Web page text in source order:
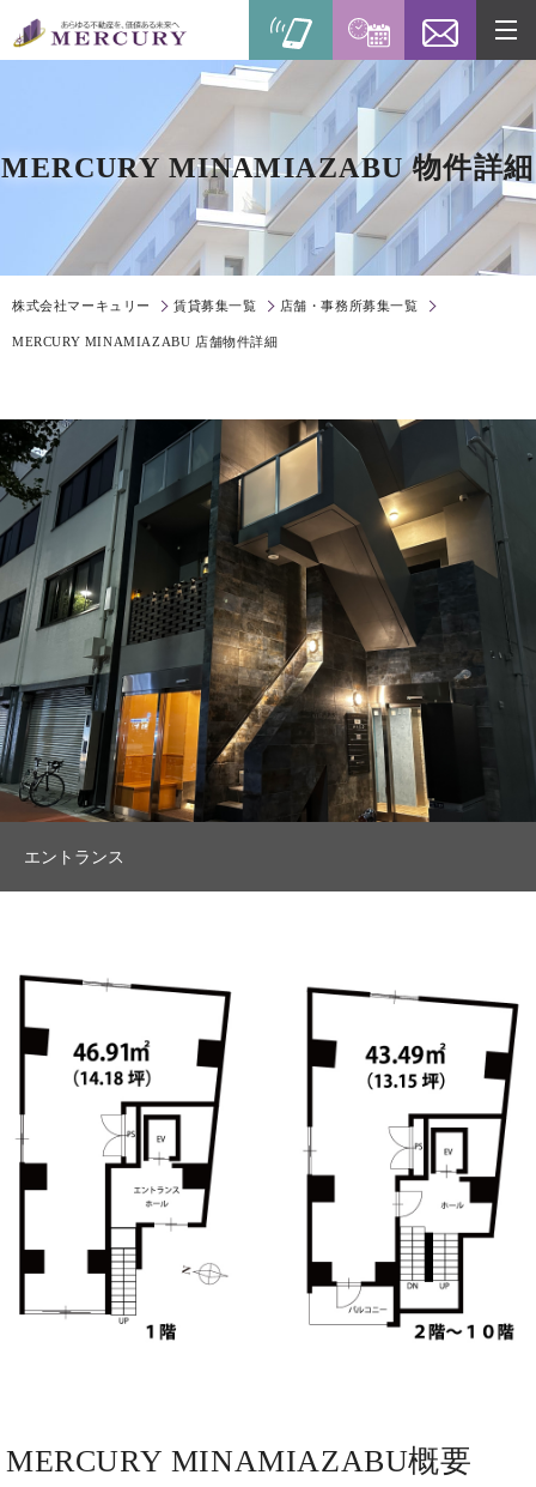
MERCURY MINAMIAZABU物件詳細
株式会社マーキュリー 賃貸募集一覧 店舗・事務所募集一覧
MERCURY MINAMIAZABU 店舗物件詳細
エントランス
MERCURY MINAMIAZABU概要